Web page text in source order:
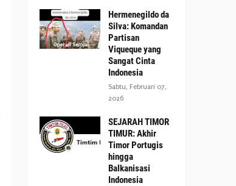
Hermenegildo da
Silva: Komandan
Partisan
Viqueque yang
Sangat Cinta
Indonesia
Sabtu, Februari 07,
2026
SEJARAH TIMOR
TIMUR: Akhir
Timor Portugis
hingga
Balkanisasi
Indonesia